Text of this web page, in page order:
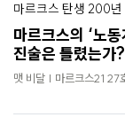
마르크스 탄생 200년
마르크스의 ‘노
진술은 틀렸는가?
맷 비달 | 마르크스21